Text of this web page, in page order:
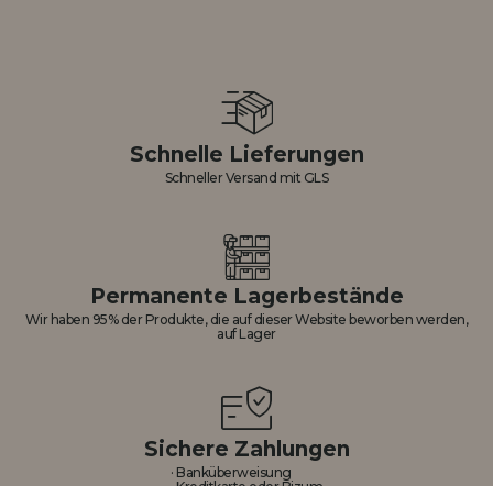
Schnelle Lieferungen
Schneller Versand mit GLS
Permanente Lagerbestände
Wir haben 95% der Produkte, die auf dieser Website beworben werden,
auf Lager
Sichere Zahlungen
· Banküberweisung